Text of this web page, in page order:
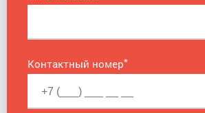
Контактный номер*